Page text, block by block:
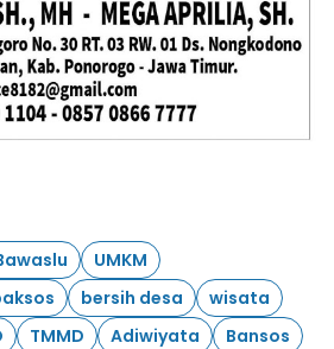
UMKM
bersih desa
wisata
TMMD Adiwiyata
Bansos